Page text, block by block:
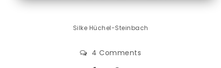
Silke Hüchel-Steinbach
4 Comments